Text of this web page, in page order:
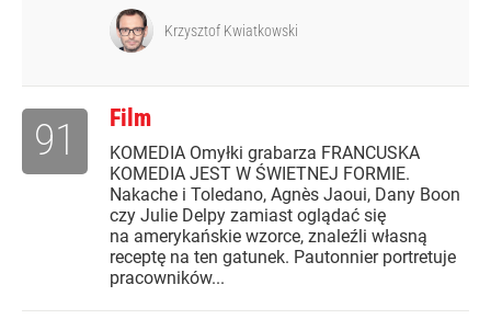
Krzysztof Kwiatkowski
Film
KOMEDIA Omyłki grabarza FRANCUSKA
KOMEDIA JEST W ŚWIETNEJ FORMIE.
Nakache i Toledano, Agnès Jaoui, Dany Boon
czy Julie Delpy zamiast oglądać się
na amerykańskie wzorce, znaleźli własną
receptę na ten gatunek. Pautonnier portretuje
pracowników...
91